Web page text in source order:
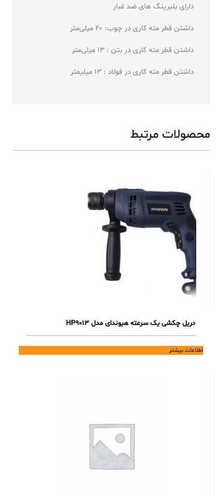
دارای بلبرینگ های ضد غبار
داشتن قطر مته کاری در چوب: 20 میلی‌متر
داشتن قطر مته کاری در بتن : 13 میلی‌متر
داشتن قطر مته کاری در فولاد : 13 میلیمتر
محصولات مرتبط
دریل چکشی یک سرعته هیوندای مدل HP9013
اطلاعات بیشتر